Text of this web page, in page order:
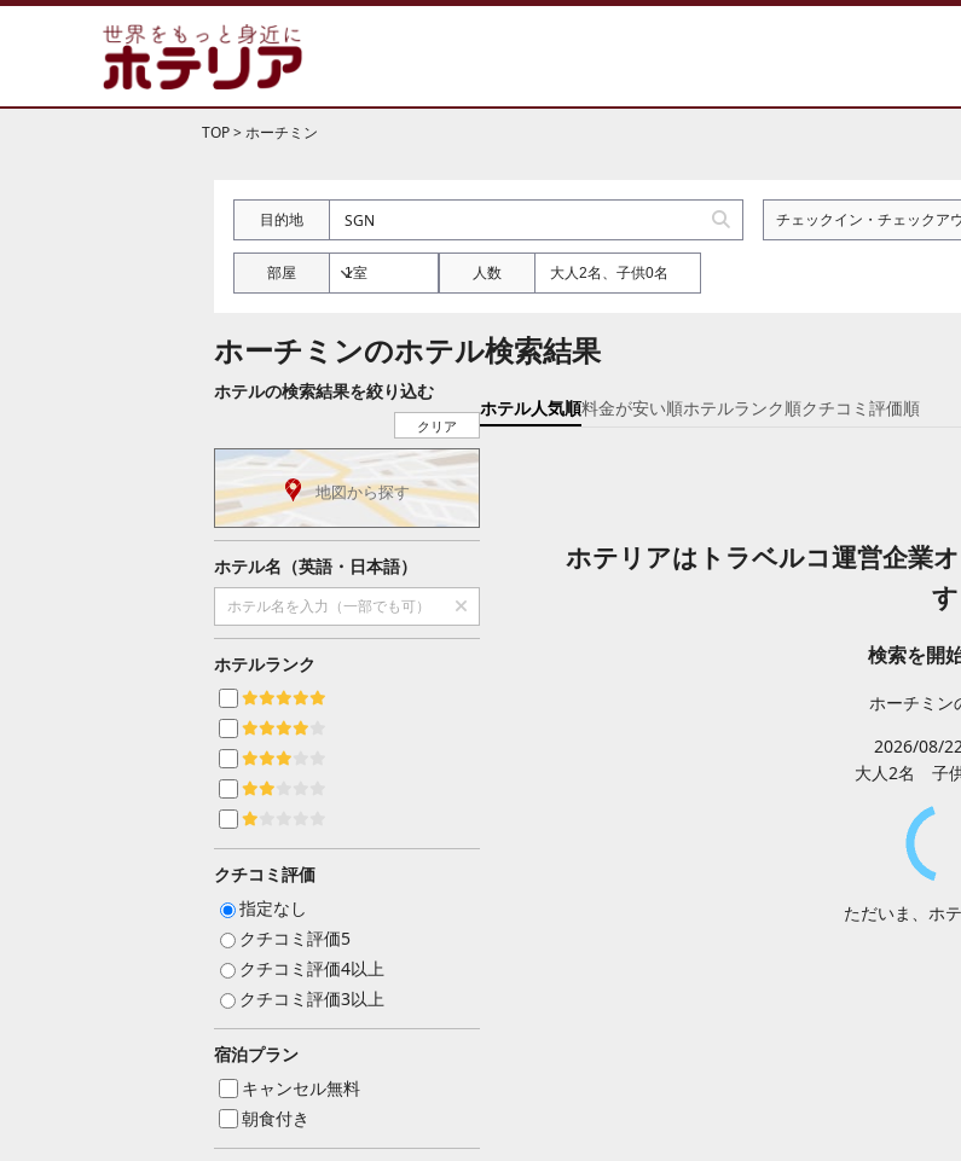
TOP>ホーチミン
目的地 チェックイン ・ チェックア
部屋 人数 大人2名、子供0名
ホーチミンのホテル検索結果
ホテルの検索結果を絞り込む
クリア
地図から探す
ホテル名（英語・日本語）
ホテルランク
クチコミ評価
指定なし
クチコミ評価5
クチコミ評価4以上
クチコミ評価3以上
宿泊プラン
キャンセル無料
朝食付き
ホテル人気順料金が安い順ホテルランク順クチコミ評価順
ホテリアはトラベルコ運営企業
す
検索を開
ホーチミン
2026/08/
大人2名 子
ただいま、ホ